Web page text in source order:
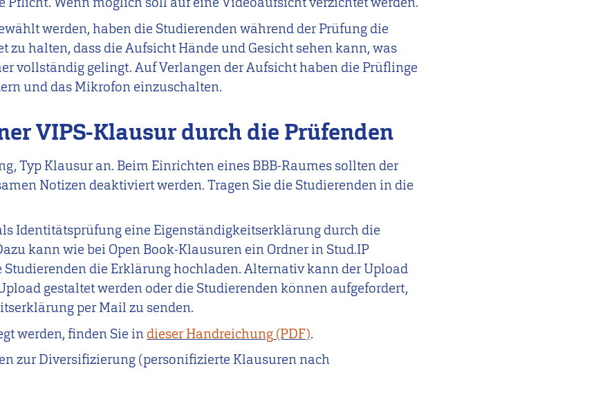
werden, haben die Studierenden während der Prüfung die
zu halten, dass die Aufsicht Hände und Gesicht sehen kann, was
vollständig gelingt. Auf Verlangen der Aufsicht haben die Prüflinge
und das Mikrofon einzuschalten.
VIPS-Klausur durch die Prüfenden
Typ Klausur an. Beim Einrichten eines BBB-Raumes sollten der
Notizen deaktiviert werden. Tragen Sie die Studierenden in die
Identitätsprüfung eine Eigenständigkeitserklärung durch die
kann wie bei Open Book-Klausuren ein Ordner in Stud.IP
Studierenden die Erklärung hochladen. Alternativ kann der Upload
gestaltet werden oder die Studierenden können aufgefordert,
per Mail zu senden.
werden, finden Sie indieser Handreichung
.
zur Diversifizierung (personifizierte Klausuren nach